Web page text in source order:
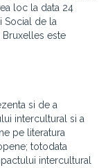
loc la data 24
Social de la
este
si de a
intercultural si a
pe literatura
totodata
intercultural